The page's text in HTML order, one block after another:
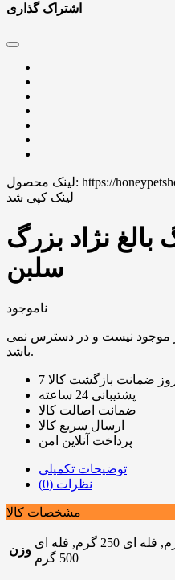
اشتراک گذاری
لینک محصول: https://
لینک کپی شد
نژاد بزرگ
سلبن
ناموجود
موجود نیست و در دسترس نمی
باشد.
روز ضمانت بازگشت کالا
پشتیبانی 24 ساعته
ضمانت اصالت کالا
ارسال سریع کالا
پرداخت آنلاین امن
توضیحات تکمیلی
نظرات (0)
مشخصات کالا
وزن
بسته 10 کیلوگرم, فله ای 1 کیلوگرم, فله ای 250 گرم, فله ای
500 گرم